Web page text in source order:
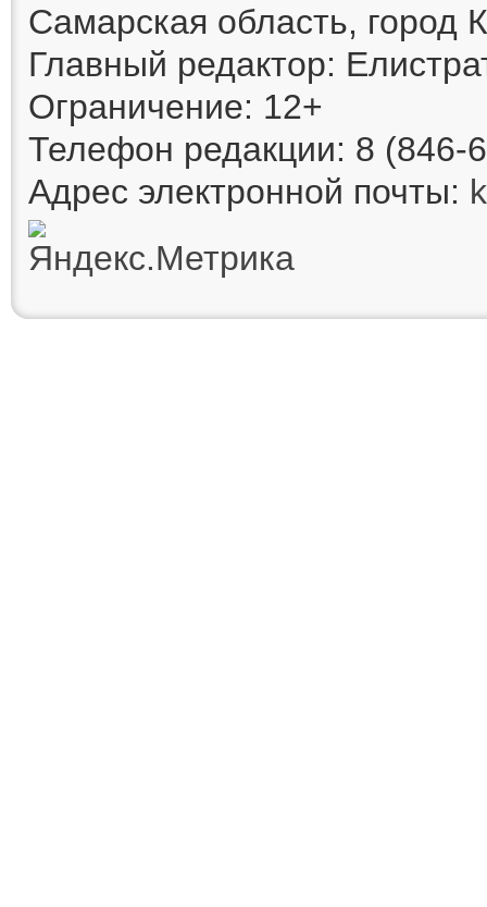
Самарская область, город
Главный редактор:
Ограничение: 12+
Телефон редакции: 8 (846-
Адрес электронной почты: